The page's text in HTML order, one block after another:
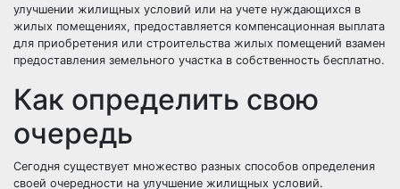
улучшении жилищных условий или на учете нуждающихся в
жилых помещениях, предоставляется компенсационная выплата
для приобретения или строительства жилых помещений взамен
предоставления земельного участка в собственность бесплатно.
Как определить свою
очередь
Сегодня существует множество разных способов определения
своей очередности на улучшение жилищных условий.